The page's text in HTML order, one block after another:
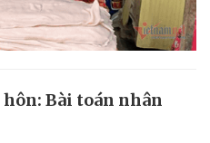
Bài toán nhân